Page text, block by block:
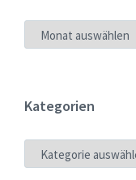
ARCHIV
Kategorien
KATEGORIEN